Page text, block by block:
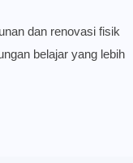
dan renovasi fisik
belajar yang lebih